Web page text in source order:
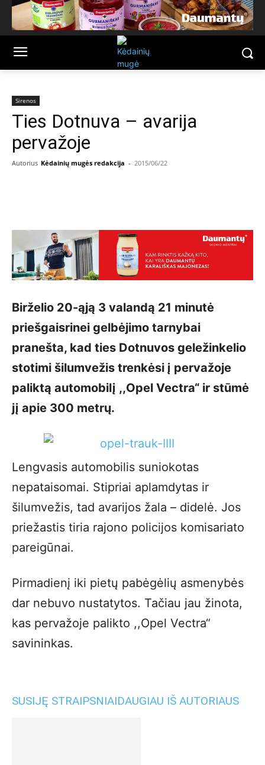
Sirenos
Ties Dotnuva – avarija
pervažoje
Autorius Kėdainių mugės redakcija - 2015/06/22
Birželio 20-ąją 3 valandą 21 minutė
priešgaisrinei gelbėjimo tarnybai
pranešta, kad ties Dotnuvos geležinkelio
stotimi šilumvežis trenkėsi į pervažoje
paliktą automobilį ,,Opel Vectra“ ir stūmė
jį apie 300 metrų.
Lengvasis automobilis suniokotas
nepataisomai. Stipriai aplamdytas ir
šilumvežis, tad avarijos žala – didelė. Jos
priežastis tiria rajono policijos komisariato
pareigūnai.
Pirmadienį iki pietų pabėgėlių asmenybės
dar nebuvo nustatytos. Tačiau jau žinota,
kas pervažoje palikto ,,Opel Vectra“
savininkas.
SUSIJĘ STRAIPSNIAIDAUGIAU IŠ AUTORIAUS